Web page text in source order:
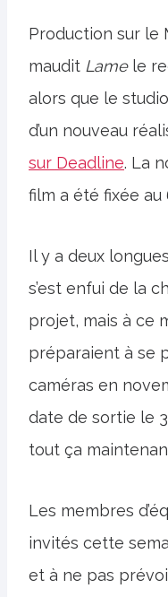
Production sur le
maudit Lamele
alors que le
d’un nouveau
sur Deadline. La
film a été fixée
Il y a deux
s’est enfui de la
projet, mais à ce
préparaient à se
caméras en
date de sortie le
tout ça
Les membres
invités cette
et à ne pas